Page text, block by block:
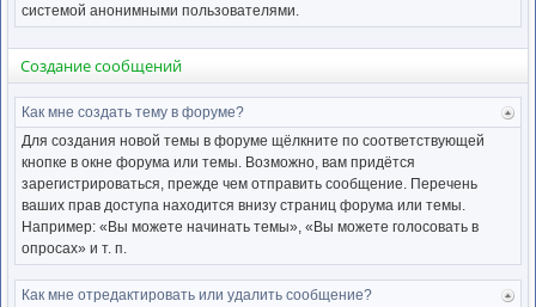
системой анонимными пользователями.
Создание сообщений
Как мне создать тему в форуме?
Для создания новой темы в форуме щёлкните по соответствующей
кнопке в окне форума или темы. Возможно, вам придётся
зарегистрироваться, прежде чем отправить сообщение. Перечень
ваших прав доступа находится внизу страниц форума или темы.
Например: «Вы можете начинать темы», «Вы можете голосовать в
опросах» и т. п.
Как мне отредактировать или удалить сообщение?